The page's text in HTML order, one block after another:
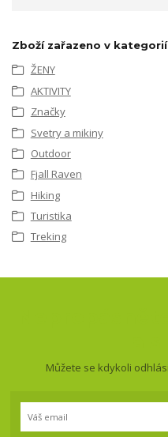
Zboží zařazeno v
ŽENY
AKTIVITY
Značky
Svetry a mikiny
Outdoor
Fjall Raven
Hiking
Turistika
Treking
Můžete se kdykoli